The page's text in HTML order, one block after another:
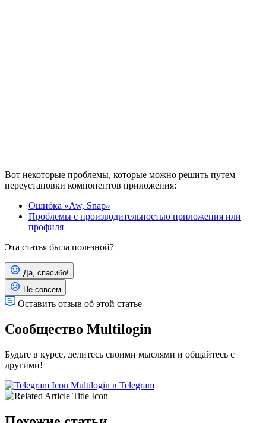
Вот некоторые проблемы, которые можно решить путем
переустановки компонентов приложения:
Ошибка «Aw, Snap»
Проблемы с производительностью приложения или
профиля
Эта статья была полезной?
Да, спасибо!
Не совсем
Оставить отзыв об этой статье
Сообщество Multilogin
Будьте в курсе, делитесь своими мыслями и общайтесь с
другими!
Multilogin в Telegram